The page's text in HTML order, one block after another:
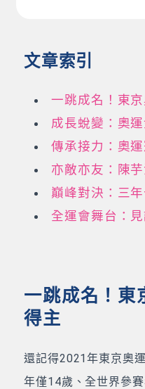
文章索引
一跳成名！東
成長蛻變：奧
傳承接力：奧
亦敵亦友：陳
巔峰對決：三
全運會舞台：
一跳成名！東
得主
還記得2021年東京奧
年僅14歲、全世界參